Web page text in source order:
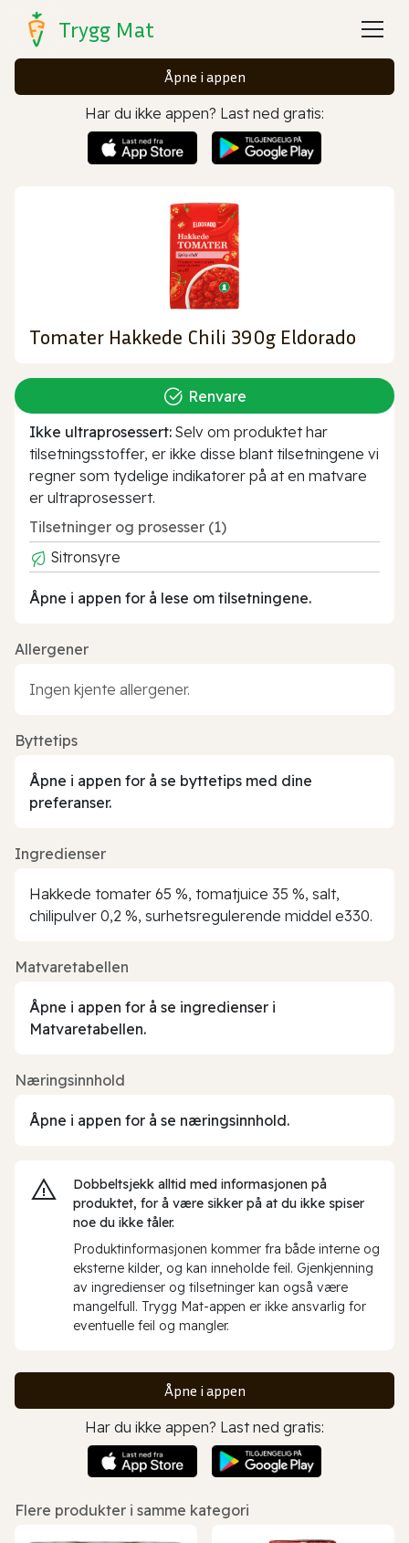
Trygg Mat
Åpne i appen
Har du ikke appen? Last ned gratis:
Tomater Hakkede Chili 390g Eldorado
Renvare
Ikke ultraprosessert: Selv om produktet har
tilsetningsstoffer, er ikke disse blant tilsetningene vi
regner som tydelige indikatorer på at en matvare
er ultraprosessert.
Tilsetninger og prosesser (1)
Sitronsyre
Åpne i appen for å lese om tilsetningene.
Allergener
Ingen kjente allergener.
Byttetips
Åpne i appen for å se byttetips med dine
preferanser.
Ingredienser
Hakkede tomater 65 %, tomatjuice 35 %, salt,
chilipulver 0,2 %, surhetsregulerende middel e330.
Matvaretabellen
Åpne i appen for å se ingredienser i
Matvaretabellen.
Næringsinnhold
Åpne i appen for å se næringsinnhold.
Dobbeltsjekk alltid med informasjonen på
produktet, for å være sikker på at du ikke spiser
noe du ikke tåler.
Produktinformasjonen kommer fra både interne og
eksterne kilder, og kan inneholde feil. Gjenkjenning
av ingredienser og tilsetninger kan også være
mangelfull. Trygg Mat-appen er ikke ansvarlig for
eventuelle feil og mangler.
Åpne i appen
Har du ikke appen? Last ned gratis:
Flere produkter i samme kategori